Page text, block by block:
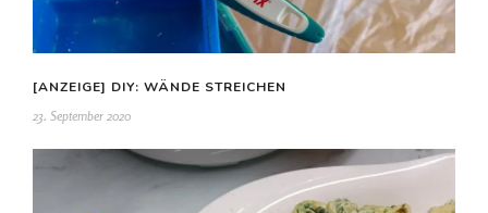
[ANZEIGE] DIY: WÄNDE STREICHEN
23. September 2020